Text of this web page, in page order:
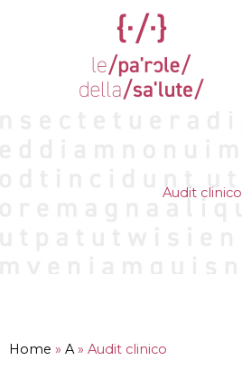
Audit clinico
Home » A» Audit clinico